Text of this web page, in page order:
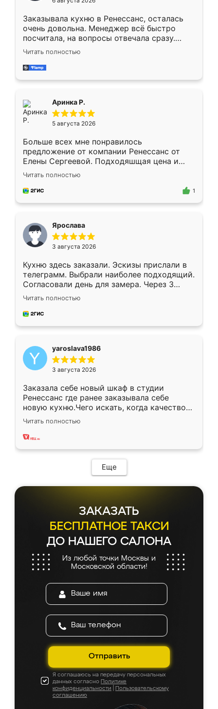
мебели буду заказывать только здесь.
Заказывала кухню в Ренессанс, осталась
очень довольна. Менеджер всё быстро
посчитала, на вопросы отвечала сразу.
Замерщик приехал в субботу, подошёл к
делу со всей ответственностью. Собрали
за день, ребята работали аккуратно, даже
Читать полностью
Аринка Р.
5 августа 2026
Больше всех мне понравилось
предложение от компании Ренессанс от
Елены Сергеевой. Подходяшщая цена и
короткие сроки изготовления. Приехавший
для замера сотрудник Владислав
предложил по моему эскизу самый
Читать полностью
1
Ярослава
3 августа 2026
Кухню здесь заказали. Эскизы прислали в
телеграмм. Выбрали наиболее подходящий.
Согласовали день для замера. Через 3
недели кухня была уже готова. Остались
довольны работой. Спасибо Ренессанс
мебель за качественную работу!
Читать полностью
yaroslava1986
3 августа 2026
Заказала себе новый шкаф в студии
Ренессанс где ранее заказывала себе
новую кухню.Чего искать, когда качеством
вполне довольна. Служит кухня уже почти
два года, нареканий нет.
Читать полностью
Еще
ЗАКАЗАТЬ
БЕСПЛАТНОЕ ТАКСИ
ДО НАШЕГО САЛОНА
Из любой точки Москвы и
Московской области!
Отправить
Я соглашаюсь на передачу персональных
данных согласно Политике
конфиденциальности
Пользовательскому
соглашению